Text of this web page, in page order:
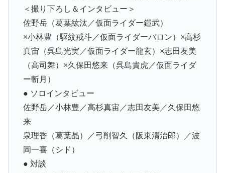
＜撮り下ろし＆インタビュー＞
佐野岳（葛葉紘汰／仮面ライダー鎧武）
×小林豊（駆紋戒斗／仮面ライダーバロン）×高杉
真宙（呉島光実／仮面ライダー龍玄）×志田友美
（高司舞）×久保田悠来（呉島貴虎／仮面ライダ
ー斬月）
● ソロインタビュー
佐野岳／小林豊／高杉真宙／志田友美／久保田悠
来
泉理香（葛葉晶）／弓削智久（阪東清治郎）／波
岡一喜（シド）
● 対談